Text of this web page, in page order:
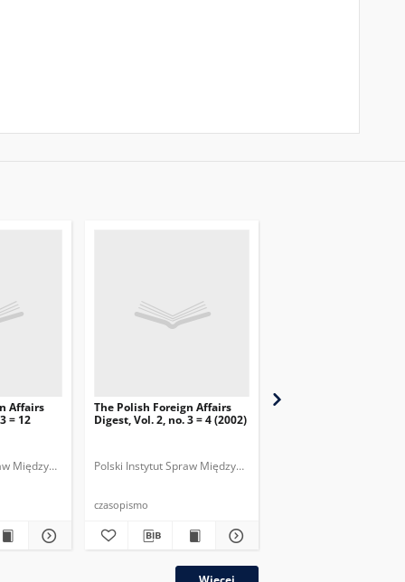
Affairs
= 12
Międzynarodowych.
The Polish Foreign Affairs
Digest, Vol. 2, no. 3 = 4 (2002)
Polski Instytut Spraw Międzynarodowych.
czasopismo